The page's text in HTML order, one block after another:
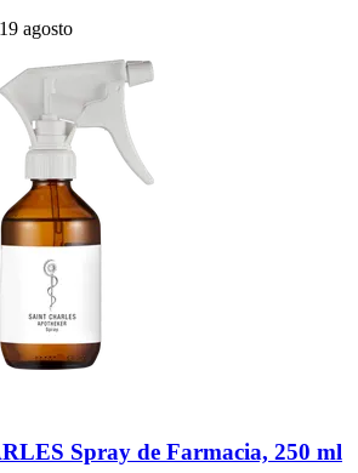
agosto
Spray de Farmacia, 250 ml